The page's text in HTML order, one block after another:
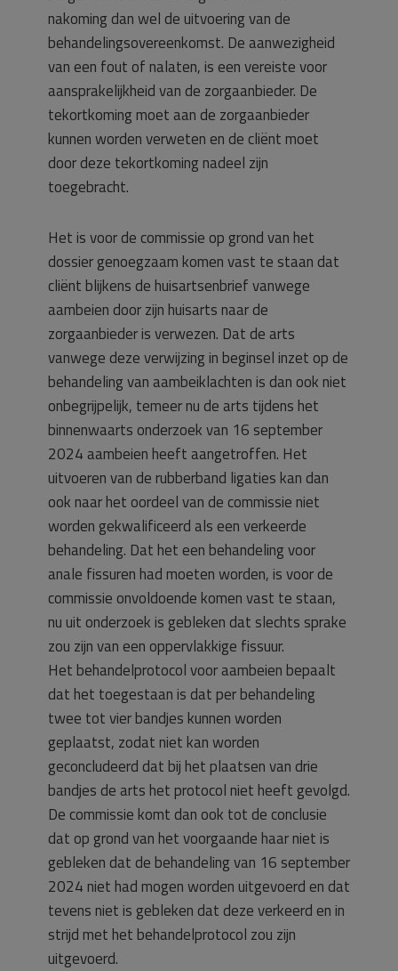
nakoming dan wel de uitvoering van de
behandelingsovereenkomst. De aanwezigheid
van een fout of nalaten, is een vereiste voor
aansprakelijkheid van de zorgaanbieder. De
tekortkoming moet aan de zorgaanbieder
kunnen worden verweten en de cliënt moet
door deze tekortkoming nadeel zijn
toegebracht.
Het is voor de commissie op grond van het
dossier genoegzaam komen vast te staan dat
cliënt blijkens de huisartsenbrief vanwege
aambeien door zijn huisarts naar de
zorgaanbieder is verwezen. Dat de arts
vanwege deze verwijzing in beginsel inzet op de
behandeling van aambeiklachten is dan ook niet
onbegrijpelijk, temeer nu de arts tijdens het
binnenwaarts onderzoek van 16 september
2024 aambeien heeft aangetroffen. Het
uitvoeren van de rubberband ligaties kan dan
ook naar het oordeel van de commissie niet
worden gekwalificeerd als een verkeerde
behandeling. Dat het een behandeling voor
anale fissuren had moeten worden, is voor de
commissie onvoldoende komen vast te staan,
nu uit onderzoek is gebleken dat slechts sprake
zou zijn van een oppervlakkige fissuur.
Het behandelprotocol voor aambeien bepaalt
dat het toegestaan is dat per behandeling
twee tot vier bandjes kunnen worden
geplaatst, zodat niet kan worden
geconcludeerd dat bij het plaatsen van drie
bandjes de arts het protocol niet heeft gevolgd.
De commissie komt dan ook tot de conclusie
dat op grond van het voorgaande haar niet is
gebleken dat de behandeling van 16 september
2024 niet had mogen worden uitgevoerd en dat
tevens niet is gebleken dat deze verkeerd en in
strijd met het behandelprotocol zou zijn
uitgevoerd.